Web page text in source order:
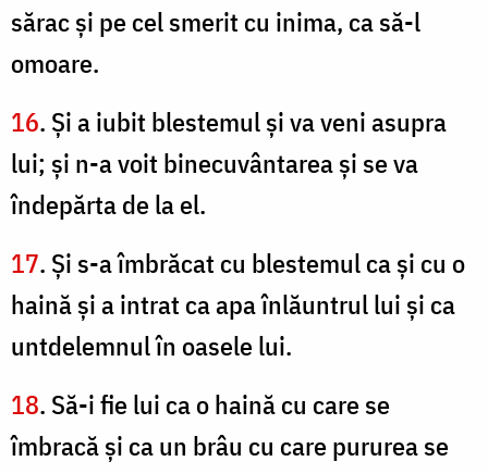
sărac şi pe cel smerit cu inima, ca să-l
omoare.
16. Şi a iubit blestemul şi va veni asupra
lui; şi n-a voit binecuvântarea şi se va
îndepărta de la el.
17. Şi s-a îmbrăcat cu blestemul ca şi cu o
haină şi a intrat ca apa înlăuntrul lui şi ca
untdelemnul în oasele lui.
18. Să-i fie lui ca o haină cu care se
îmbracă şi ca un brâu cu care pururea se